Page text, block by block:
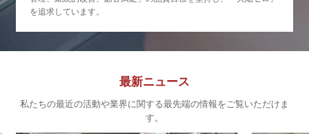
を追求しています。
最新ニュース
私たちの最近の活動や業界に関する最先端の情報をご覧いただけま
す。